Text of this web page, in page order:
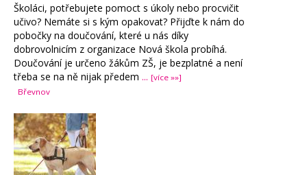
Školáci, potřebujete pomoct s úkoly nebo procvičit
učivo? Nemáte si s kým opakovat? Přijďte k nám do
pobočky na doučování, které u nás díky
dobrovolnicím z organizace Nová škola probíhá.
Doučování je určeno žákům ZŠ, je bezplatné a není
třeba se na ně nijak předem ... [více »»]
Břevnov